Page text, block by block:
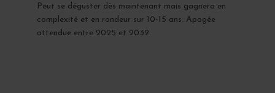
Peut se déguster dès maintenant mais gagnera en
complexité et en rondeur sur 10-15 ans. Apogée
attendue entre 2025 et 2032.